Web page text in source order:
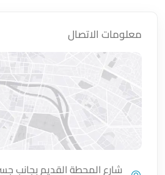
معلومات الاتصال
شارع المحطة القديم بجانب